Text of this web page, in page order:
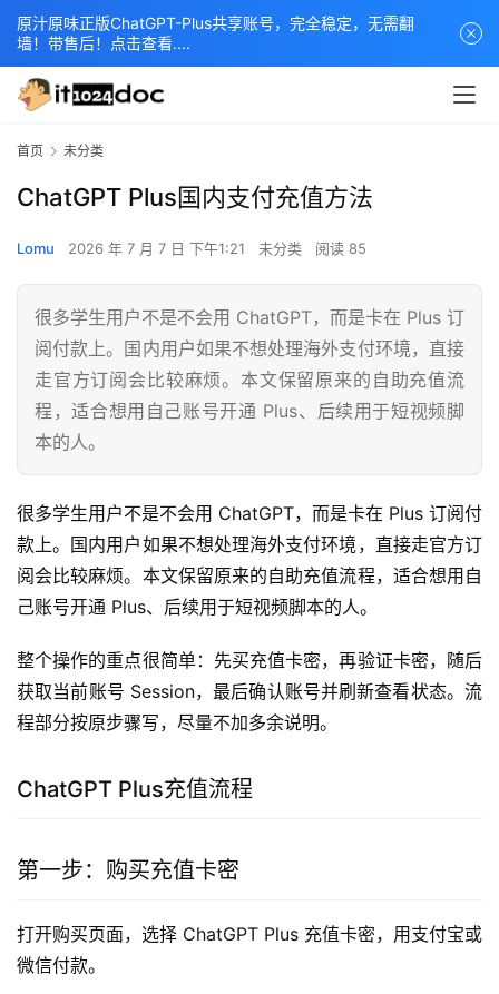
首页 未分类
ChatGPT Plus国内支付充值方法
Lomu 2026 年 7 月 7 日 下午1:21 未分类 阅读 85
很多学生用户不是不会用 ChatGPT，而是卡在 Plus 订
阅付款上。国内用户如果不想处理海外支付环境，直接
走官方订阅会比较麻烦。本文保留原来的自助充值流
程，适合想用自己账号开通 Plus、后续用于短视频脚
本的人。
很多学生用户不是不会用 ChatGPT，而是卡在 Plus 订阅付
款上。国内用户如果不想处理海外支付环境，直接走官方订
阅会比较麻烦。本文保留原来的自助充值流程，适合想用自
己账号开通 Plus、后续用于短视频脚本的人。
整个操作的重点很简单：先买充值卡密，再验证卡密，随后
获取当前账号 Session，最后确认账号并刷新查看状态。流
程部分按原步骤写，尽量不加多余说明。
ChatGPT Plus充值流程
第一步：购买充值卡密
打开购买页面，选择 ChatGPT Plus 充值卡密，用支付宝或
微信付款。
原汁原味正版ChatGPT-Plus共享账号，完全稳定，无需翻
墙！带售后！点击查看....